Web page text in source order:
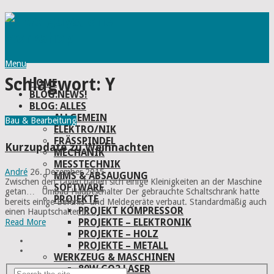
Menu
HOME
BLOG:NEWS!
BLOG: ALLES
ALLGEMEIN
ELEKTRO/NIK
FRÄSSPINDEL
MECHANIK
MESSTECHNIK
MMS & ABSAUGUNG
SOFTWARE
PROJEKTE
PROJEKT KOMPRESSOR
PROJEKTE – ELEKTRONIK
PROJEKTE – HOLZ
PROJEKTE – METALL
WERKZEUG & MASCHINEN
80W CO2 LASER
Schlagwort: Y
Bau & Bearbeitung
Kurzupdate zu Weihnachten
André 26. Dezember 2015
Zwischen den Tagen haben sich einige Kleinigkeiten an der Maschine
getan… Umbau Hauptschalter Der gebrauchte Schaltschrank hatte
bereits einige Befehls- und Meldegeräte verbaut. Standardmäßig auch
einen Hauptschalter in …
Read More